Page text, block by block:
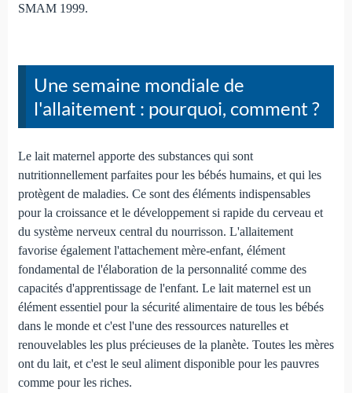
SMAM 1999.
Une semaine mondiale de
l'allaitement : pourquoi, comment ?
Le lait maternel apporte des substances qui sont
nutritionnellement parfaites pour les bébés humains, et qui les
protègent de maladies. Ce sont des éléments indispensables
pour la croissance et le développement si rapide du cerveau et
du système nerveux central du nourrisson. L'allaitement
favorise également l'attachement mère-enfant, élément
fondamental de l'élaboration de la personnalité comme des
capacités d'apprentissage de l'enfant. Le lait maternel est un
élément essentiel pour la sécurité alimentaire de tous les bébés
dans le monde et c'est l'une des ressources naturelles et
renouvelables les plus précieuses de la planète. Toutes les mères
ont du lait, et c'est le seul aliment disponible pour les pauvres
comme pour les riches.